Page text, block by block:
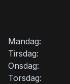
Mandag:
Tirsdag:
Onsdag:
Torsdag: